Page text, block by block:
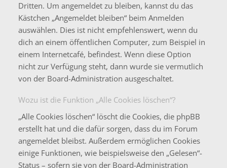
Dritten. Um angemeldet zu bleiben, kannst du das
Kästchen „Angemeldet bleiben“ beim Anmelden
auswählen. Dies ist nicht empfehlenswert, wenn du
dich an einem öffentlichen Computer, zum Beispiel in
einem Internetcafé, befindest. Wenn diese Option
nicht zur Verfügung steht, dann wurde sie vermutlich
von der Board-Administration ausgeschaltet.
Wozu ist die Funktion „Alle Cookies löschen“?
„Alle Cookies löschen“ löscht die Cookies, die phpBB
erstellt hat und die dafür sorgen, dass du im Forum
angemeldet bleibst. Außerdem ermöglichen Cookies
einige Funktionen, wie beispielsweise den „Gelesen“-
Status – sofern sie von der Board-Administration